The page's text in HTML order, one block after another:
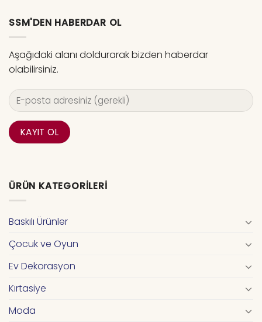
SSM'DEN HABERDAR OL
Aşağıdaki alanı doldurarak bizden haberdar
olabilirsiniz.
ÜRÜN KATEGORILERI
Baskılı Ürünler
Çocuk ve Oyun
Ev Dekorasyon
Kırtasiye
Moda